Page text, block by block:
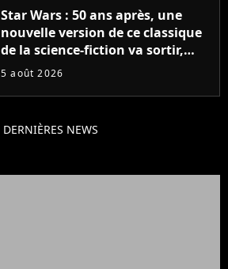
Star Wars : 50 ans après, une
nouvelle version de ce classique
de la science-fiction va sortir,
mais on ne la verra jamais en
5 août 2026
DERNIÈRES NEWS